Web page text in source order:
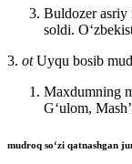
Buldozer asriy
soldi.
3. otUyqu bosib
Maxdumning
Gʻulom,
mudroq soʻzi qatnashgan